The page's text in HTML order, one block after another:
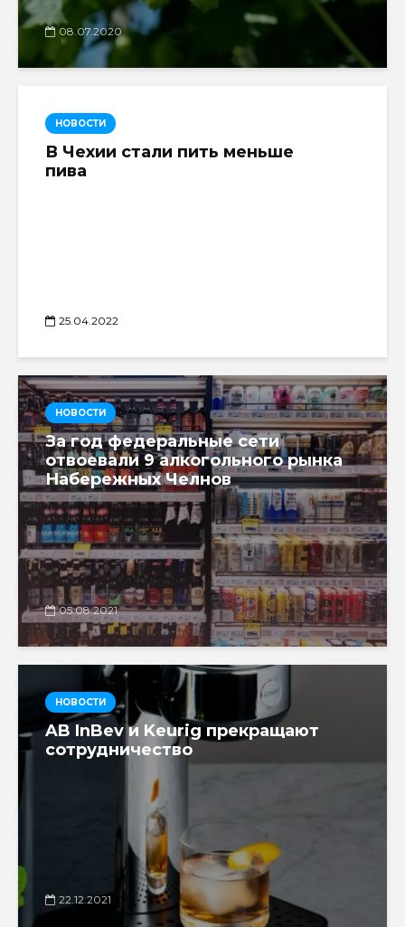
08.07.2020
НОВОСТИ
В Чехии стали пить меньше
пива
25.04.2022
НОВОСТИ
За год федеральные сети
отвоевали 9 алкогольного рынка
Набережных Челнов
05.08.2021
НОВОСТИ
AB InBev и Keurig прекращают
сотрудничество
22.12.2021